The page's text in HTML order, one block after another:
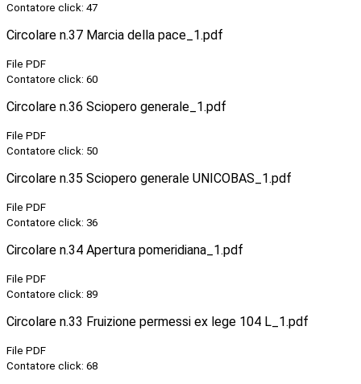
Contatore click: 47
Circolare n.37 Marcia della pace_1.pdf
File PDF
Contatore click: 60
Circolare n.36 Sciopero generale_1.pdf
File PDF
Contatore click: 50
Circolare n.35 Sciopero generale UNICOBAS_1.pdf
File PDF
Contatore click: 36
Circolare n.34 Apertura pomeridiana_1.pdf
File PDF
Contatore click: 89
Circolare n.33 Fruizione permessi ex lege 104 L_1.pdf
File PDF
Contatore click: 68